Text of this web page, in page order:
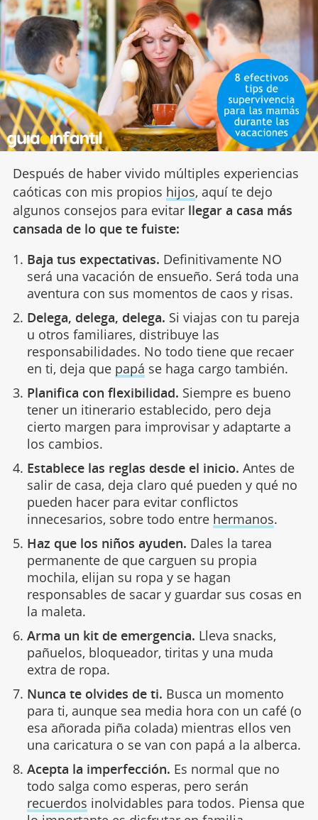
Después de haber vivido múltiples experiencias
caóticas con mis propios hijos, aquí te dejo
algunos consejos para evitar llegar a casa más
cansada de lo que te fuiste:
Baja tus expectativas. Definitivamente NO
será una vacación de ensueño. Será toda una
aventura con sus momentos de caos y risas.
Delega, delega, delega. Si viajas con tu pareja
u otros familiares, distribuye las
responsabilidades. No todo tiene que recaer
en ti, deja que papá se haga cargo también.
Planifica con flexibilidad. Siempre es bueno
tener un itinerario establecido, pero deja
cierto margen para improvisar y adaptarte a
los cambios.
Establece las reglas desde el inicio. Antes de
salir de casa, deja claro qué pueden y qué no
pueden hacer para evitar conflictos
innecesarios, sobre todo entre hermanos.
Haz que los niños ayuden. Dales la tarea
permanente de que carguen su propia
mochila, elijan su ropa y se hagan
responsables de sacar y guardar sus cosas en
la maleta.
Arma un kit de emergencia. Lleva snacks,
pañuelos, bloqueador, tiritas y una muda
extra de ropa.
Nunca te olvides de ti. Busca un momento
para ti, aunque sea media hora con un café (o
esa añorada piña colada) mientras ellos ven
una caricatura o se van con papá a la alberca.
Acepta la imperfección. Es normal que no
todo salga como esperas, pero serán
recuerdos inolvidables para todos. Piensa que